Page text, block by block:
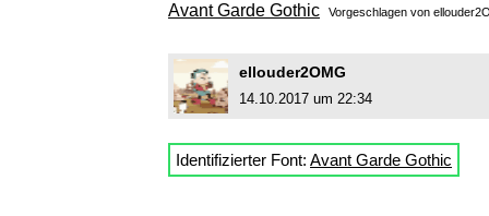
Avant Garde Gothic Vorgeschlagen von
ellouder2OMG
14.10.2017 um 22:34
Identifizierter Font: Avant Garde Gothic